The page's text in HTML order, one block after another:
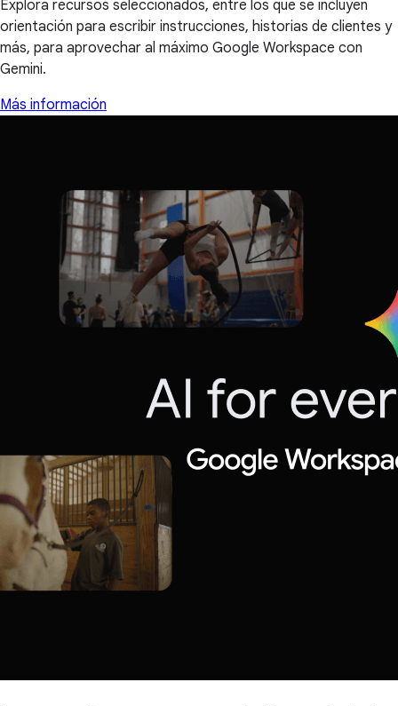
Explora recursos seleccionados, entre los que se incluyen
orientación para escribir instrucciones, historias de clientes y
más, para aprovechar al máximo Google Workspace con
Gemini.
Más información